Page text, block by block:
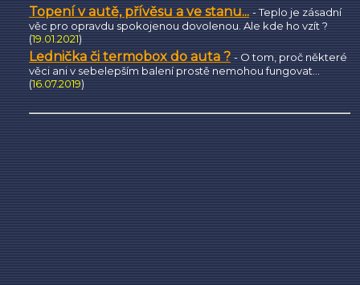
Topení v autě, přívěsu a ve stanu... - Teplo je zásadní
věc pro opravdu spokojenou dovolenou. Ale kde ho vzít ?
(19.01.2021)
Lednička či termobox do auta ? - O tom, proč některé
věci ani v sebelepším balení prostě nemohou fungovat...
(16.07.2019)